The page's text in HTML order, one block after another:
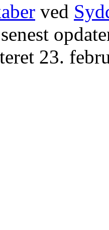
ved
23.